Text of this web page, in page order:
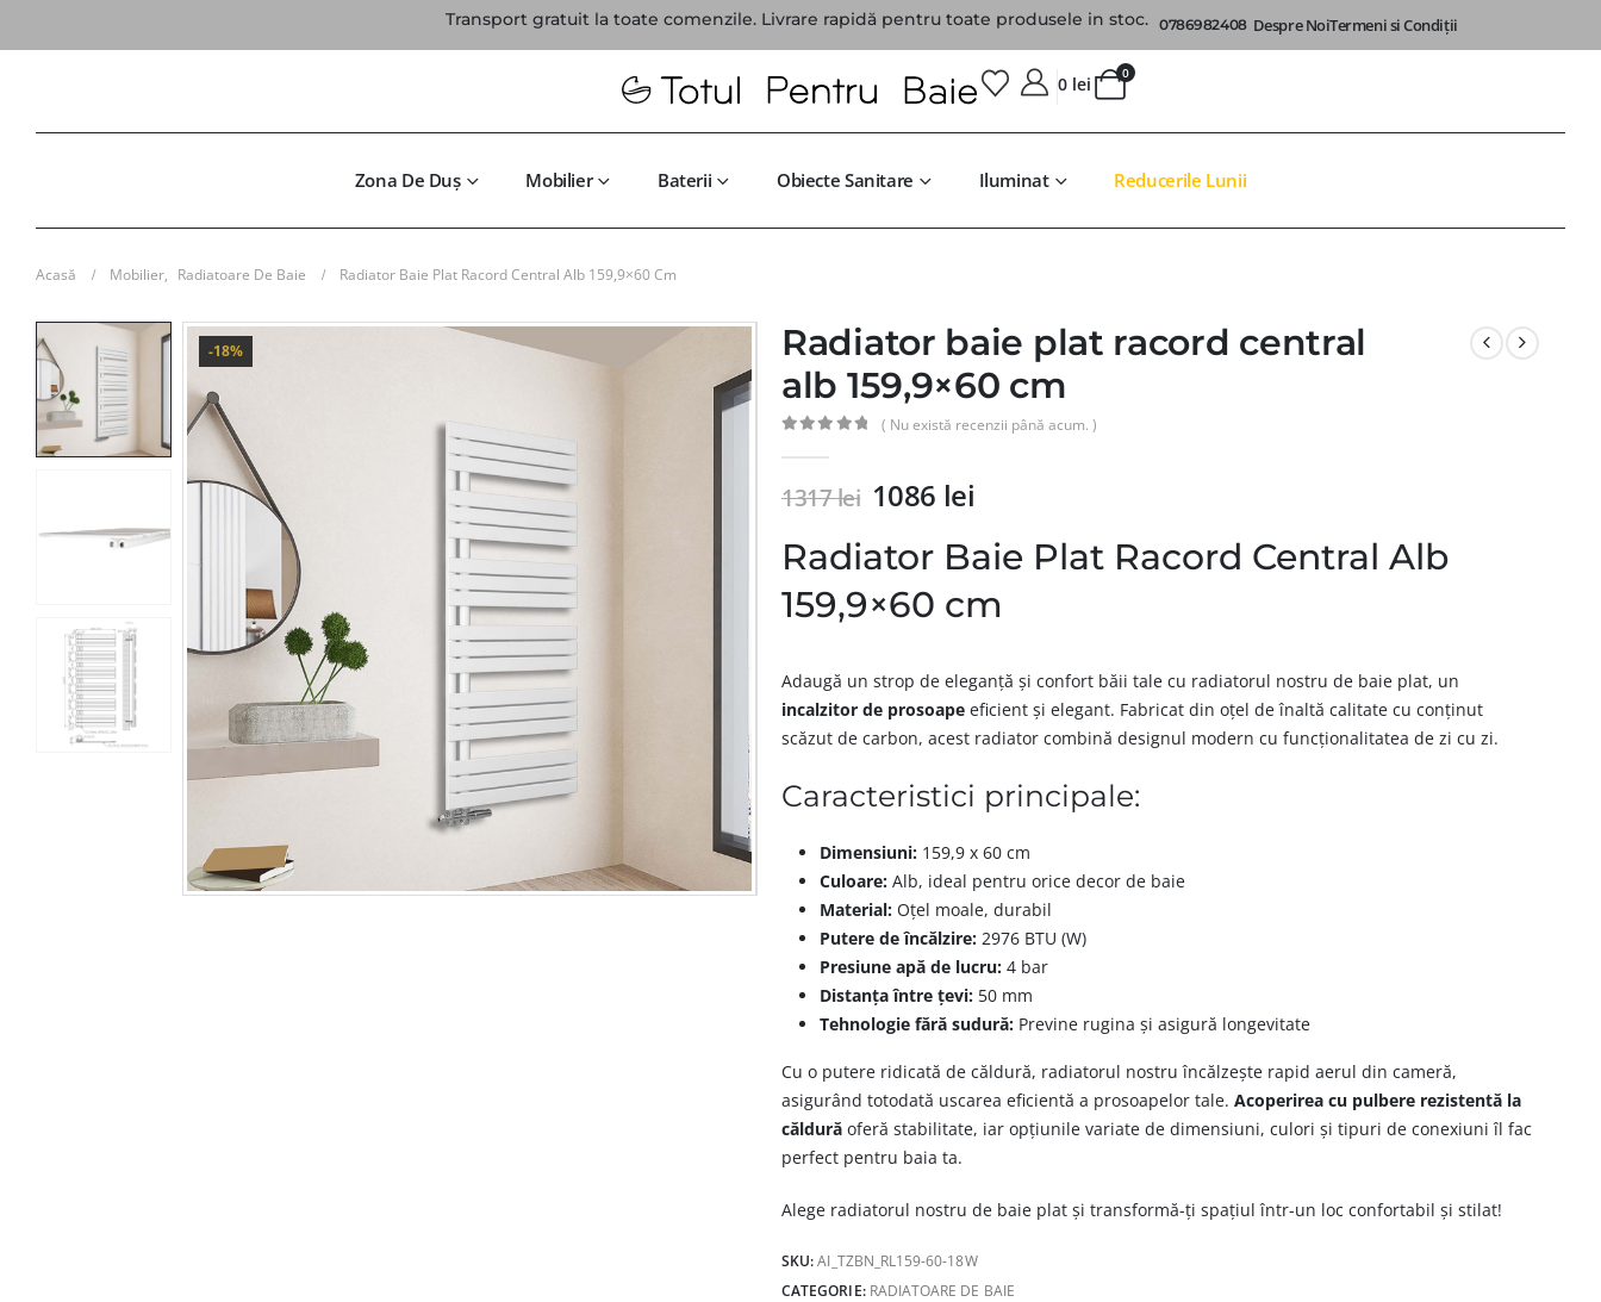
Transport gratuit la toate comenzile. Livrare rapidă pentru toate produsele in stoc. 0786982408 Despre NoiTermeni si Condiții
0
0 lei
Zona De Duș Mobilier Baterii Obiecte Sanitare Iluminat Reducerile Lunii
Acasă Mobilier, Radiatoare De Baie Radiator Baie Plat Racord Central Alb 159,9×60 Cm
-18%
Radiator baie plat racord central
alb 159,9×60 cm
( Nu există recenzii până acum. )
1317lei 1086 lei
Radiator Baie Plat Racord Central Alb
159,9×60 cm
Adaugă un strop de eleganță și confort băii tale cu radiatorul nostru de baie plat, un
incalzitor de prosoape eficient și elegant. Fabricat din oțel de înaltă calitate cu conținut
scăzut de carbon, acest radiator combină designul modern cu funcționalitatea de zi cu zi.
Caracteristici principale:
Dimensiuni: 159,9 x 60 cm
Culoare: Alb, ideal pentru orice decor de baie
Material: Oțel moale, durabil
Putere de încălzire: 2976 BTU (W)
Presiune apă de lucru: 4 bar
Distanța între țevi: 50 mm
Tehnologie fără sudură: Previne rugina și asigură longevitate
Cu o putere ridicată de căldură, radiatorul nostru încălzește rapid aerul din cameră,
asigurând totodată uscarea eficientă a prosoapelor tale.Acoperirea cu pulbere rezistentă la
căldură oferă stabilitate, iar opțiunile variate de dimensiuni, culori și tipuri de conexiuni îl fac
perfect pentru baia ta.
Alege radiatorul nostru de baie plat și transformă-ți spațiul într-un loc confortabil și stilat!
SKU:AI_TZBN_RL159-60-18W
CATEGORIE: RADIATOARE DE BAIE